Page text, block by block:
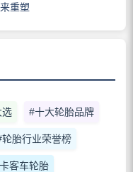
重塑
选 #十大轮胎品牌
轮胎行业荣誉榜
客车轮胎